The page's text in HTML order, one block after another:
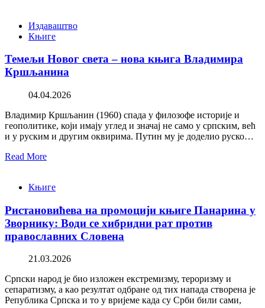
Издаваштво
Књиге
Темељи Новог света – нова књига Владимира
Кршљанина
04.04.2026
Владимир Кршљанин (1960) спада у филозофе историје и
геополитике, који имају углед и значај не само у српским, већ
и у руским и другим оквирима. Путин му је доделио руско…
Read More
Књиге
Ристановићева на промоцији књиге Панарина у
Зворнику: Води се хибридни рат против
православних Словена
21.03.2026
Српски народ је био изложен екстремизму, тероризму и
сепаратизму, а као резултат одбране од тих напада створена је
Република Српска и то у вријеме када су Срби били сами,